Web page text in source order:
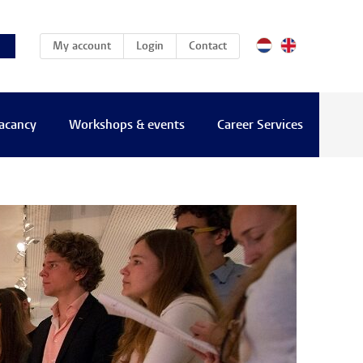
My account(current)
Login Contact
Workshops & events Career Services